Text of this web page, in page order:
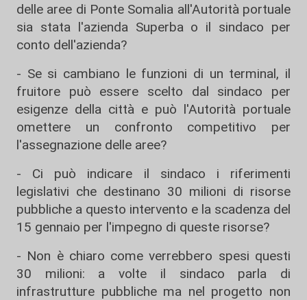
delle aree di Ponte Somalia all'Autorità portuale
sia stata l'azienda Superba o il sindaco per
conto dell'azienda?
- Se si cambiano le funzioni di un terminal, il
fruitore può essere scelto dal sindaco per
esigenze della città e può l'Autorità portuale
omettere un confronto competitivo per
l'assegnazione delle aree?
- Ci può indicare il sindaco i riferimenti
legislativi che destinano 30 milioni di risorse
pubbliche a questo intervento e la scadenza del
15 gennaio per l'impegno di queste risorse?
- Non è chiaro come verrebbero spesi questi
30 milioni: a volte il sindaco parla di
infrastrutture pubbliche ma nel progetto non